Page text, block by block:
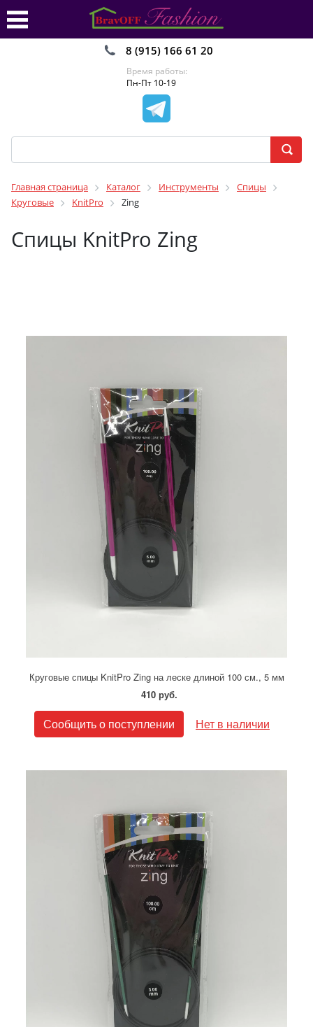
8 (915) 166 61 20
Время работы:
Пн-Пт 10-19
Главная страница Каталог Инструменты
Спицы
Круговые
KnitPro Zing
Спицы KnitPro Zing
Круговые спицы KnitPro Zing на леске длиной 100 см., 5 мм
410 руб.
Сообщить о поступлении Нет в наличии